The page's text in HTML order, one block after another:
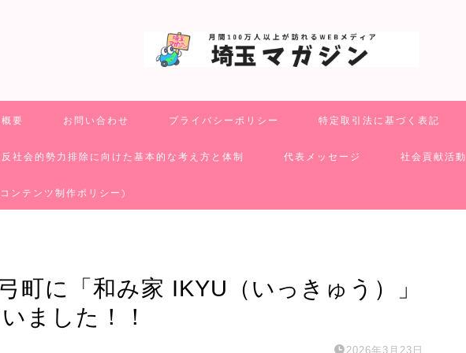
要 お問い合わせ プライバシーポリシー 特定取引法に基づく表記
反社会的勢力排除に向けた基本的な考え方と体制 代表メッセージ 社会貢献活動
ンテンツ制作ポリシー)
町に「和み家 IKYU（いっきゅう）」
ました！！
2026年3月23日